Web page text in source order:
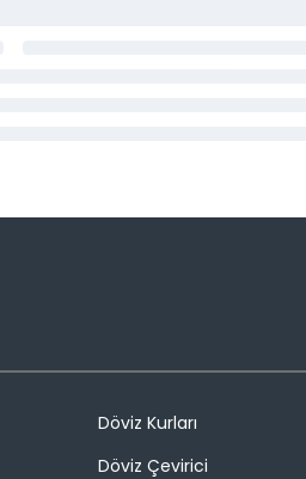
Döviz Kurları
Döviz Çevirici